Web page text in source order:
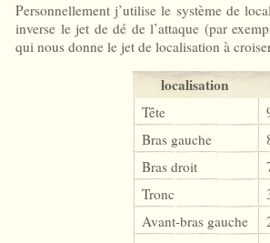
Personnellement j’utilise le système de
inverse le jet de dé de l’attaque (par
qui nous donne le jet de localisation à
localisation
Tête
Bras gauche
Bras droit
Tronc
Avant-bras gauche